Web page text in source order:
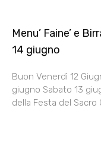
Menu’ Faine’ e
14 giugno
Buon Venerdì 12
giugno Sabato 13
della Festa del Sacro